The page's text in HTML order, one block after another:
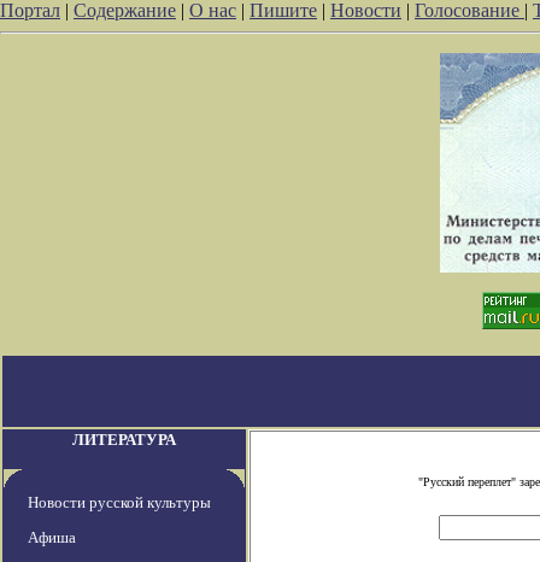
Портал | Содержание | О нас | Пишите | Новости | Голосование |
ЛИТЕРАТУРА
Новости русской культуры
Афиша
"Русский переплет"